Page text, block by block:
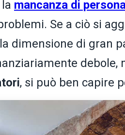
mancanza di
Se a ciò si
dimensione di gran
debole,
, si può ben capire